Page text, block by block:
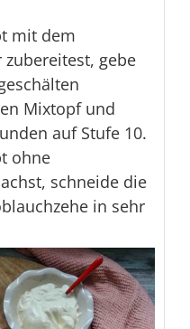
mit dem
gebe
Mixtopf und
auf Stufe 10.
ohne
schneide die
in sehr